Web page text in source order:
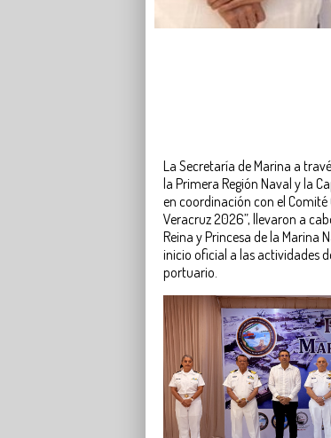
La Secretaría de Marina a
la Primera Región Naval y la
en coordinación con el Comité
Veracruz 2026”, llevaron a
Reina y Princesa de la Marina
inicio oficial a las actividades
portuario.